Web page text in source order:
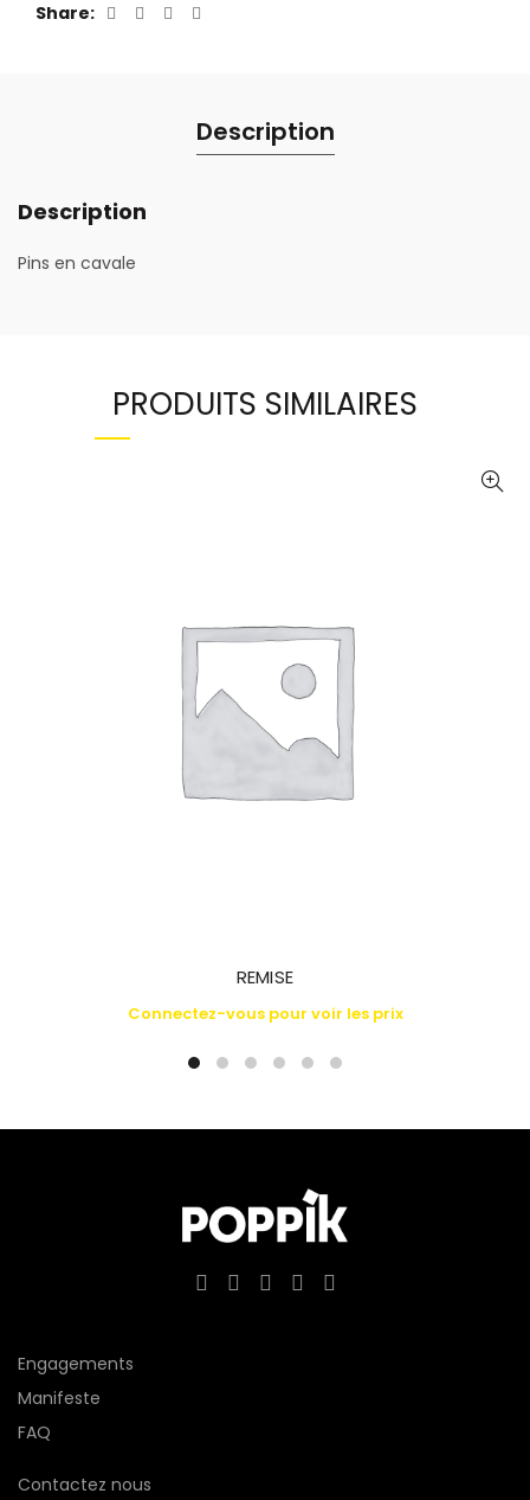
Share
Description
Description
Pins en cavale
PRODUITS SIMILAIRES
REMISE
Connectez-vous pour voir les prix
Engagements
Manifeste
FAQ
Contactez nous